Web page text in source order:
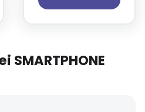
SMARTPHONE